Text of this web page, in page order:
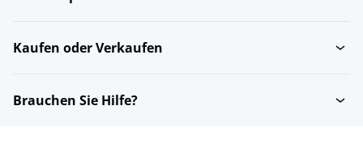
Kaufen oder Verkaufen
Brauchen Sie Hilfe?